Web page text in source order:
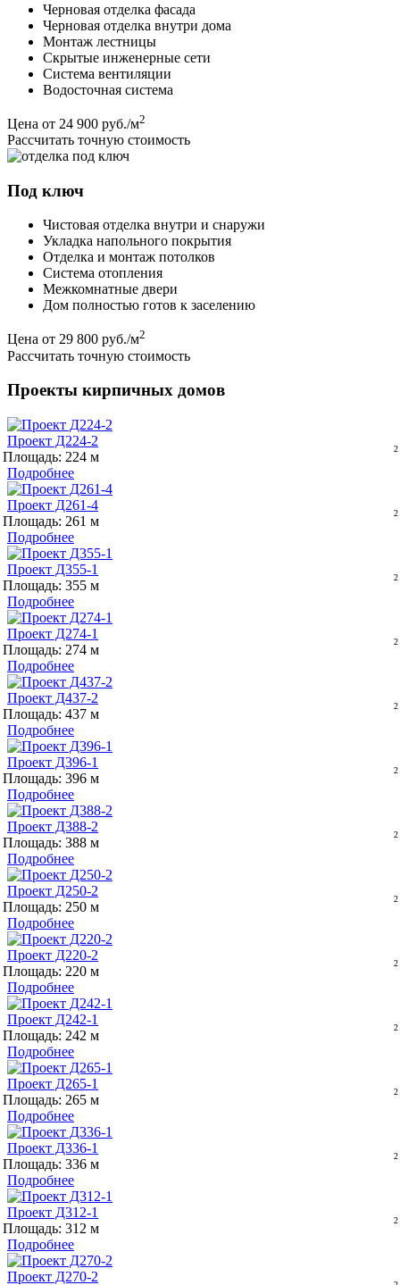
Черновая отделка фасада
Черновая отделка внутри дома
Монтаж лестницы
Скрытые инженерные сети
Система вентиляции
Водосточная система
Цена от 24 900 руб./м2
Рассчитать точную стоимость
Под ключ
Чистовая отделка внутри и снаружи
Укладка напольного покрытия
Отделка и монтаж потолков
Система отопления
Межкомнатные двери
Дом полностью готов к заселению
Цена от 29 800 руб./м2
Рассчитать точную стоимость
Проекты кирпичных домов
Проект Д224-2
Площадь: 224
Подробнее
Проект Д261-4
Площадь: 261
Подробнее
Проект Д355-1
Площадь: 355
Подробнее
Проект Д274-1
Площадь: 274
Подробнее
Проект Д437-2
Площадь: 437
Подробнее
Проект Д396-1
Площадь: 396
Подробнее
Проект Д388-2
Площадь: 388
Подробнее
Проект Д250-2
Площадь: 250
Подробнее
Проект Д220-2
Площадь: 220
Подробнее
Проект Д242-1
Площадь: 242
Подробнее
Проект Д265-1
Площадь: 265
Подробнее
Проект Д336-1
Площадь: 336
Подробнее
Проект Д312-1
Площадь: 312
Подробнее
Проект Д270-2